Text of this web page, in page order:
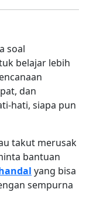
soal
belajar lebih
dan
hati, siapa pun
takut merusak
bantuan
yang bisa
sempurna